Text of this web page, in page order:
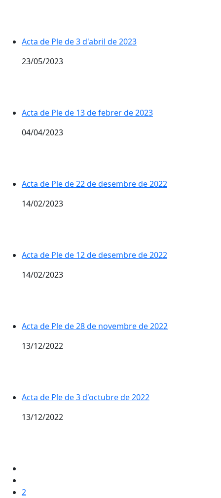
Acta de Ple de 3 d'abril de 2023
23/05/2023
Acta de Ple de 13 de febrer de 2023
04/04/2023
Acta de Ple de 22 de desembre de 2022
14/02/2023
Acta de Ple de 12 de desembre de 2022
14/02/2023
Acta de Ple de 28 de novembre de 2022
13/12/2022
Acta de Ple de 3 d'octubre de 2022
13/12/2022
2